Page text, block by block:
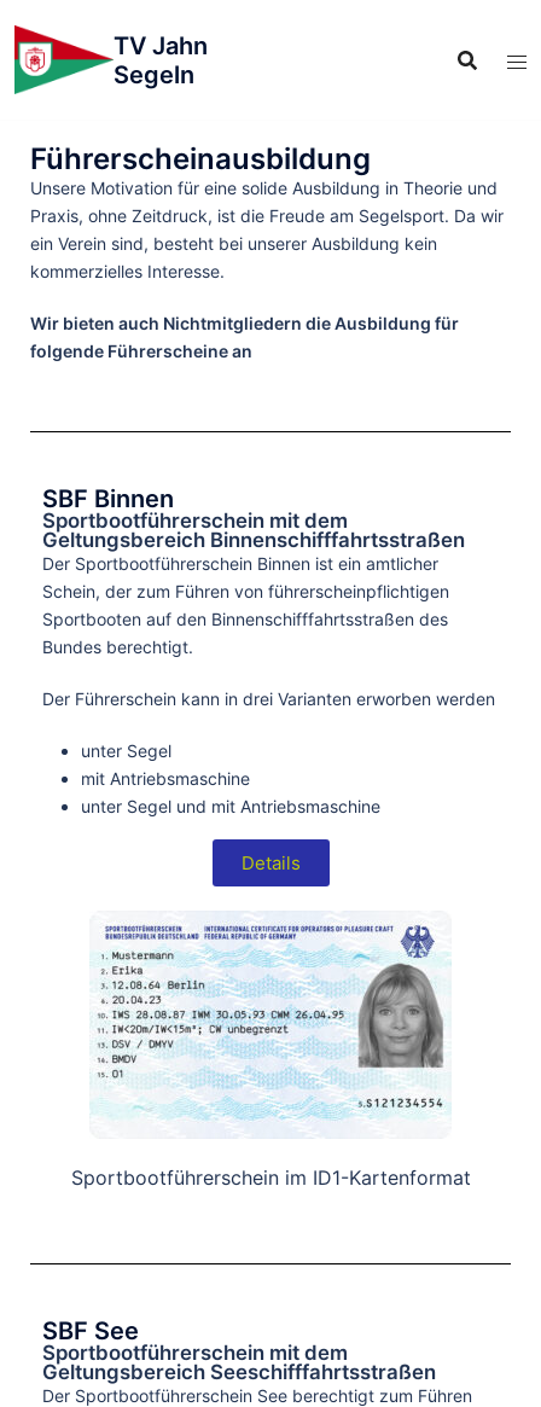
TV Jahn
Segeln
Führerscheinausbildung
Unsere Motivation für eine solide Ausbildung in Theorie und
Praxis, ohne Zeitdruck, ist die Freude am Segelsport. Da wir
ein Verein sind, besteht bei unserer Ausbildung kein
kommerzielles Interesse.
Wir bieten auch Nichtmitgliedern die Ausbildung für
folgende Führerscheine an
SBF Binnen
Sportbootführerschein mit dem
Geltungsbereich Binnenschifffahrtsstraßen
Der Sportbootführerschein Binnen ist ein amtlicher
Schein, der zum Führen von führerscheinpflichtigen
Sportbooten auf den Binnenschifffahrtsstraßen des
Bundes berechtigt.
Der Führerschein kann in drei Varianten erworben werden
unter Segel
mit Antriebsmaschine
unter Segel und mit Antriebsmaschine
Details
Sportbootführerschein im ID1-Kartenformat
SBF See
Sportbootführerschein mit dem
Geltungsbereich Seeschifffahrtsstraßen
Der Sportbootführerschein See berechtigt zum Führen